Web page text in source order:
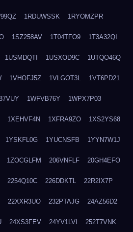
1RDUWSSK 1RYOMZPR
1SZ258AV 1T04TFO9 1T3A32QI
1USMDQTI 1USXOD9C 1UTQO46Q
1VHOFJ5Z 1VLGOT3L 1VT6PD21
1WFVB76Y 1WPX7P03
1XEHVF4N 1XFRA9ZO 1XS2YS68
1YSKFL0G 1YUCNSFB 1YYN7W1J
1ZOCGLFM 206VNFLF 20GH4EFO
2254Q10C 226DDKTL 22R2IX7P
22XXR3UO 232PTAJG 24AZ56D2
24XS3FEV 24YV1LVI 252T7VNK